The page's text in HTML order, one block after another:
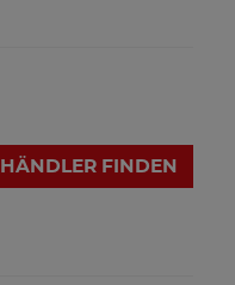
HÄNDLER FINDEN